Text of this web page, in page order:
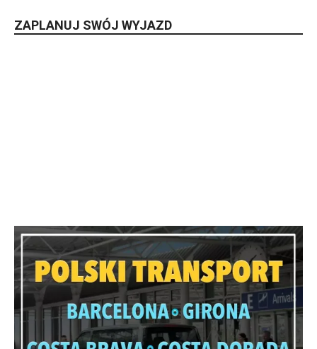
ZAPLANUJ SWÓJ WYJAZD